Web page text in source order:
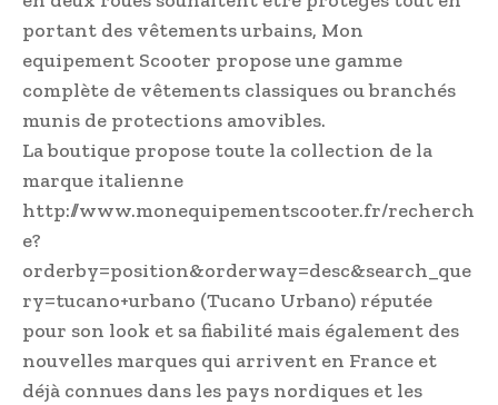
portant des vêtements urbains, Mon
equipement Scooter propose une gamme
complète de vêtements classiques ou branchés
munis de protections amovibles.
La boutique propose toute la collection de la
marque italienne
http://www.monequipementscooter.fr/recherch
e?
orderby=position&orderway=desc&search_que
ry=tucano+urbano (Tucano Urbano) réputée
pour son look et sa fiabilité mais également des
nouvelles marques qui arrivent en France et
déjà connues dans les pays nordiques et les